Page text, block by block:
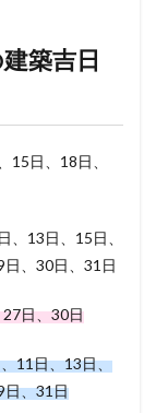
築吉日
15日、18日、
、13日、15日、
、30日、31日
日、30日
11日、13日、
日、31日